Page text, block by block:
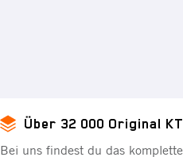
Über 32 000 Original
Bei uns findest du das